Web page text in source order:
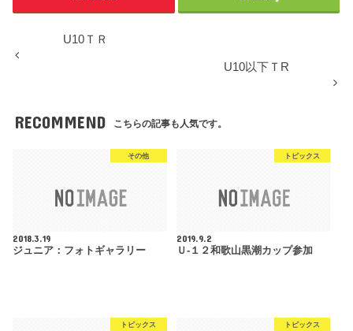
U10ＴＲ
U10以下ＴR
RECOMMEND こちらの記事も人気です。
その他
2018.3.19
ジュニア：フォトギャラリー
トピックス
2019.9.2
Ｕ-１２和歌山黒潮カップ参加
トピックス トピックス